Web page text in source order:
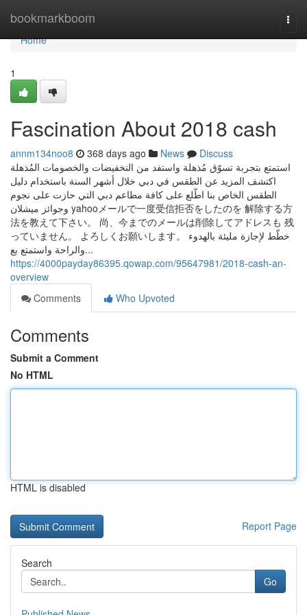
bookmarkboom
Home
Home
1
Fascination About 2018 cash
annm134noo8 368 days ago News
Discuss
استمتع بتجربة تسوّق مُذهلة واستفد من التخفيضات والخصومات المُذهلة
اكتشف المزيد عن الطقس في دبي خلال أشهر السنة باستخدام دليل
الطقس الخاص بنا اطّلع على كافة مطاعم دبي التي حازت على نجوم
وجوائز ميشلان yahooメールで一度受信拒否をしたのを 解除する方
法を教えて下さい。 尚、今までのメールは削除してアドレスも 残
っていません。 よろしくお願いします。 خطّط لإجازة مليئة بالهدوء
والراحة واستمتع بع...
https://4000payday86395.qowap.com/95647981/2018-cash-an-
overview
Comments
Who Upvoted
Comments
Submit a Comment
No HTML
HTML is disabled
Report Page
Search
Go